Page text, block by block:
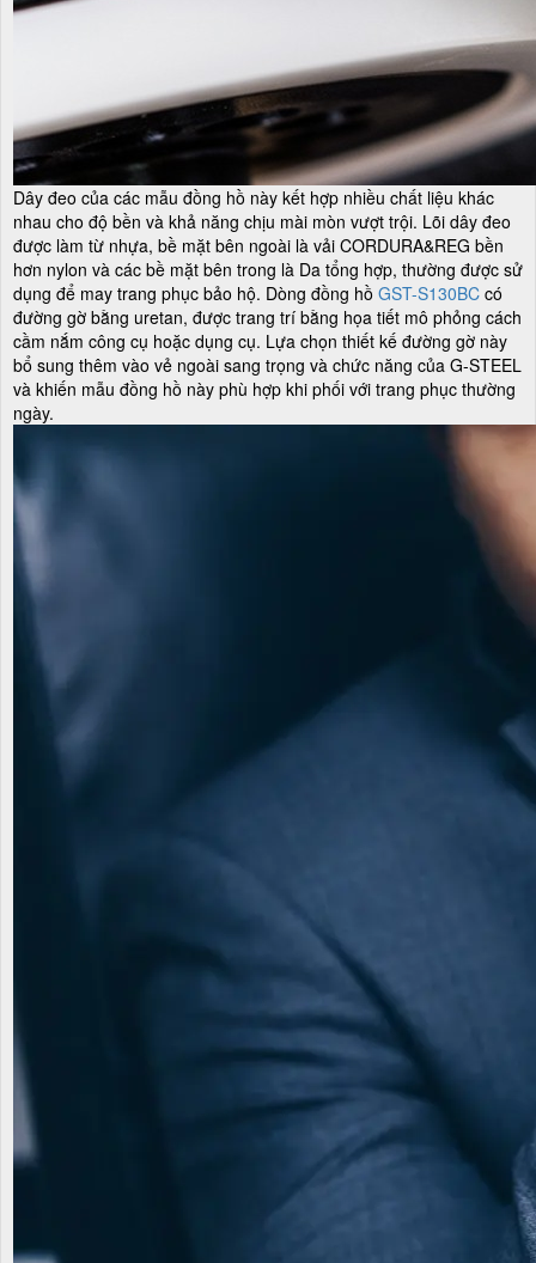
Dây đeo của các mẫu đồng hồ này kết hợp nhiều chất liệu khác
nhau cho độ bền và khả năng chịu mài mòn vượt trội. Lõi dây đeo
được làm từ nhựa, bề mặt bên ngoài là vải CORDURA&REG bền
hơn nylon và các bề mặt bên trong là Da tổng hợp, thường được sử
dụng để may trang phục bảo hộ. Dòng đồng hồ GST-S130BC có
đường gờ bằng uretan, được trang trí bằng họa tiết mô phỏng cách
cầm nắm công cụ hoặc dụng cụ. Lựa chọn thiết kế đường gờ này
bổ sung thêm vào vẻ ngoài sang trọng và chức năng của G-STEEL
và khiến mẫu đồng hồ này phù hợp khi phối với trang phục thường
ngày.